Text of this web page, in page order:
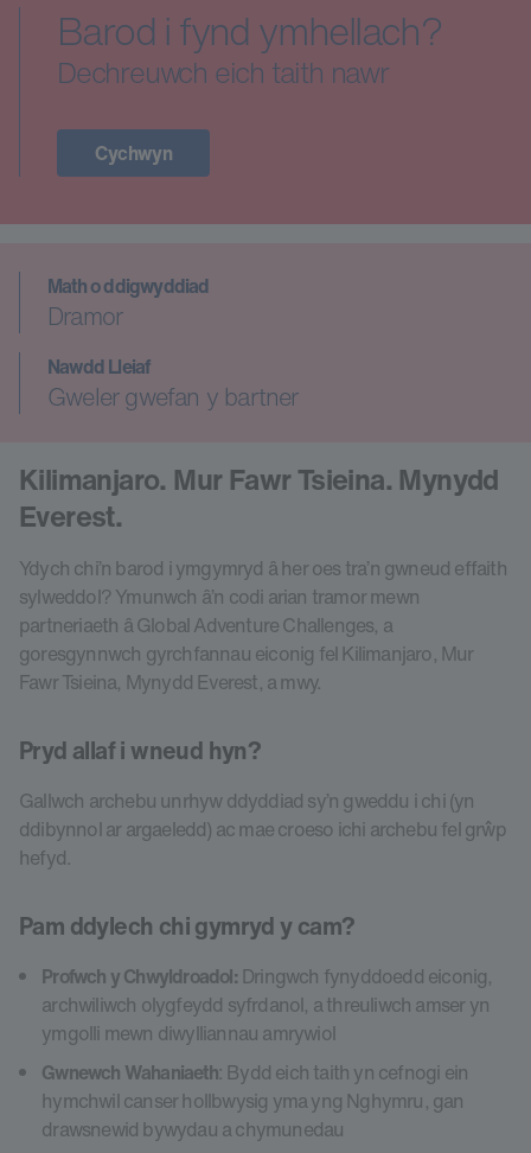
Barod i fynd ymhellach?
Dechreuwch eich taith nawr
Cychwyn
Math o ddigwyddiad
Dramor
Nawdd Lleiaf
Gweler gwefan y bartner
Kilimanjaro. Mur Fawr Tsieina. Mynydd
Everest.
Ydych chi’n barod i ymgymryd â her oes tra’n gwneud effaith
sylweddol? Ymunwch â’n codi arian tramor mewn
partneriaeth â Global Adventure Challenges, a
goresgynnwch gyrchfannau eiconig fel Kilimanjaro, Mur
Fawr Tsieina, Mynydd Everest, a mwy.
Pryd allaf i wneud hyn?
Gallwch archebu unrhyw ddyddiad sy’n gweddu i chi (yn
ddibynnol ar argaeledd) ac mae croeso ichi archebu fel grŵp
hefyd.
Pam ddylech chi gymryd y cam?
Profwch y Chwyldroadol: Dringwch fynyddoedd eiconig,
archwiliwch olygfeydd syfrdanol, a threuliwch amser yn
ymgolli mewn diwylliannau amrywiol
Gwnewch Wahaniaeth: Bydd eich taith yn cefnogi ein
hymchwil canser hollbwysig yma yng Nghymru, gan
drawsnewid bywydau a chymunedau